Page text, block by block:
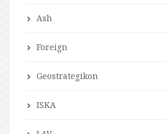
Ash
Foreign
Geostrategikon
ISKA